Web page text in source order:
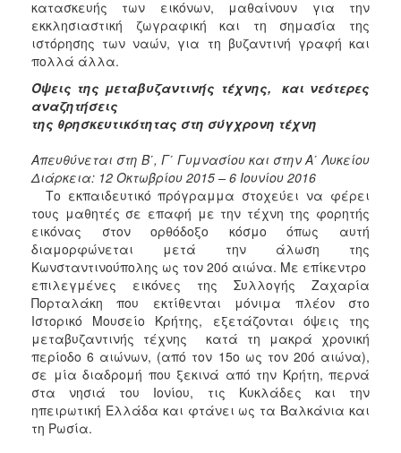
κατασκευής των εικόνων, μαθαίνουν για την
εκκλησιαστική ζωγραφική και τη σημασία της
ιστόρησης των ναών, για τη βυζαντινή γραφή και
πολλά άλλα.
Όψεις της μεταβυζαντινής τέχνης, και νεότερες
αναζητήσεις
της θρησκευτικότητας στη σύγχρονη τέχνη
Απευθύνεται στη Β΄, Γ΄ Γυμνασίου και στην Α΄ Λυκείου
Διάρκεια: 12 Οκτωβρίου 2015 – 6 Ιουνίου 2016
Το εκπαιδευτικό πρόγραμμα στοχεύει να φέρει
τους μαθητές σε επαφή με την τέχνη της φορητής
εικόνας στον ορθόδοξο κόσμο όπως αυτή
διαμορφώνεται μετά την άλωση της
Κωνσταντινούπολης ως τον 20ό αιώνα. Με επίκεντρο
επιλεγμένες εικόνες της Συλλογής Ζαχαρία
Πορταλάκη που εκτίθενται μόνιμα πλέον στο
Ιστορικό Μουσείο Κρήτης, εξετάζονται όψεις της
μεταβυζαντινής τέχνης κατά τη μακρά χρονική
περίοδο 6 αιώνων, (από τον 15ο ως τον 20ό αιώνα),
σε μία διαδρομή που ξεκινά από την Κρήτη, περνά
στα νησιά του Ιονίου, τις Κυκλάδες και την
ηπειρωτική Ελλάδα και φτάνει ως τα Βαλκάνια και
τη Ρωσία.